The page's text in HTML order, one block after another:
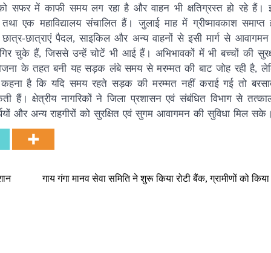
में काफी समय लग रहा है और वाहन भी क्षतिग्रस्त हो रहे हैं।
एक महाविद्यालय संचालित हैं। जुलाई माह में ग्रीष्मावकाश
छात्राएं पैदल, साइकिल और अन्य वाहनों से इसी मार्ग से
चुके हैं, जिससे उन्हें चोटें भी आई हैं। अभिभावकों में भी बच्चों की
के तहत बनी यह सड़क लंबे समय से मरम्मत की बाट जोह रही है,
कहना है कि यदि समय रहते सड़क की मरम्मत नहीं कराई गई तो
हैं। क्षेत्रीय नागरिकों ने जिला प्रशासन एवं संबंधित विभाग से
और अन्य राहगीरों को सुरक्षित एवं सुगम आवागमन की सुविधा मिल
गाय गंगा मानव सेवा समिति ने शुरू किया रोटी बैंक, ग्रामीणों को